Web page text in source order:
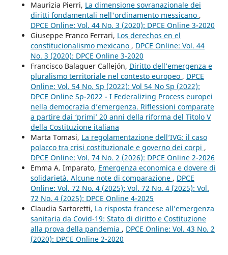
Maurizia Pierri, La dimensione sovranazionale dei
diritti fondamentali nell'ordinamento messicano ,
DPCE Online: Vol. 44 No. 3 (2020): DPCE Online 3-2020
Giuseppe Franco Ferrari, Los derechos en el
constitucionalismo mexicano , DPCE Online: Vol. 44
No. 3 (2020): DPCE Online 3-2020
Francisco Balaguer Callejón, Diritto dell’emergenza e
pluralismo territoriale nel contesto europeo , DPCE
Online: Vol. 54 No. Sp (2022): Vol 54 No Sp (2022):
DPCE Online Sp-2022 - I Federalizing Process europei
nella democrazia d’emergenza. Riflessioni comparate
a partire dai ‘primi’ 20 anni della riforma del Titolo V
della Costituzione italiana
Marta Tomasi, La regolamentazione dell’IVG: il caso
polacco tra crisi costituzionale e governo dei corpi ,
DPCE Online: Vol. 74 No. 2 (2026): DPCE Online 2-2026
Emma A. Imparato, Emergenza economica e dovere di
solidarietà. Alcune note di comparazione , DPCE
Online: Vol. 72 No. 4 (2025): Vol. 72 No. 4 (2025): Vol.
72 No. 4 (2025): DPCE Online 4-2025
Claudia Sartoretti, La risposta francese all’emergenza
sanitaria da Covid-19: Stato di diritto e Costituzione
alla prova della pandemia , DPCE Online: Vol. 43 No. 2
(2020): DPCE Online 2-2020